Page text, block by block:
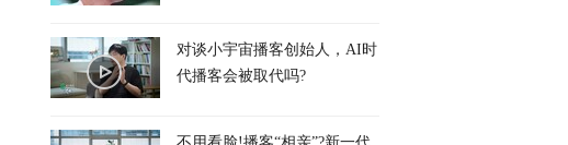
对谈小宇宙播客创始人，AI时
代播客会被取代吗?